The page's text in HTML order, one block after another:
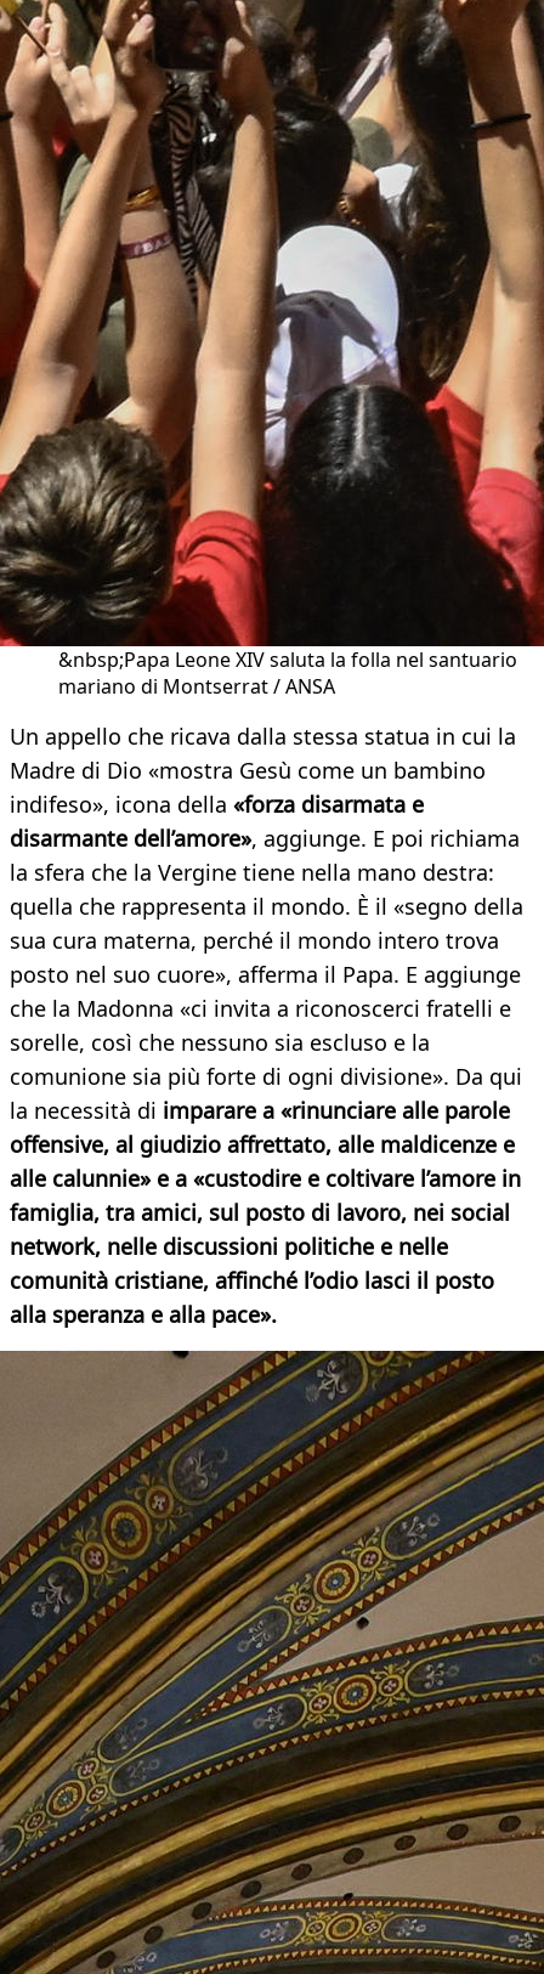
&nbsp;Papa Leone XIV saluta la folla nel santuario
mariano di Montserrat / ANSA
Un appello che ricava dalla stessa statua in cui la
Madre di Dio «mostra Gesù come un bambino
indifeso», icona della «forza disarmata e
disarmante dell’amore», aggiunge. E poi richiama
la sfera che la Vergine tiene nella mano destra:
quella che rappresenta il mondo. È il «segno della
sua cura materna, perché il mondo intero trova
posto nel suo cuore», afferma il Papa. E aggiunge
che la Madonna «ci invita a riconoscerci fratelli e
sorelle, così che nessuno sia escluso e la
comunione sia più forte di ogni divisione». Da qui
la necessità di imparare a «rinunciare alle parole
offensive, al giudizio affrettato, alle maldicenze e
alle calunnie» e a «custodire e coltivare l’amore in
famiglia, tra amici, sul posto di lavoro, nei social
network, nelle discussioni politiche e nelle
comunità cristiane, affinché l’odio lasci il posto
alla speranza e alla pace».